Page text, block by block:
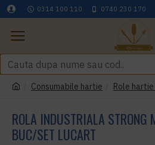
0314 100 110 0740 230 170
Consumabile hartie Role
ROLA INDUSTRIALA
BUC/SET LUCART